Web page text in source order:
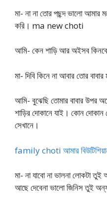
মা- না না তোর পছন্দ ভালো আমার
করি। ma new choti
আমি- কেন শাড়ি আর অইসব
মা- দিবি কিনে না আবার তোর
আমি- বুঝেছি তোমার বাবার উপর
শাড়ির দোকানে যাই। কোন দোকান
সেখানে।
family choti আমার
মা- না যাবো না ভালনা লোকটা
আছে দেবেনা ভালো জিনিস তুই